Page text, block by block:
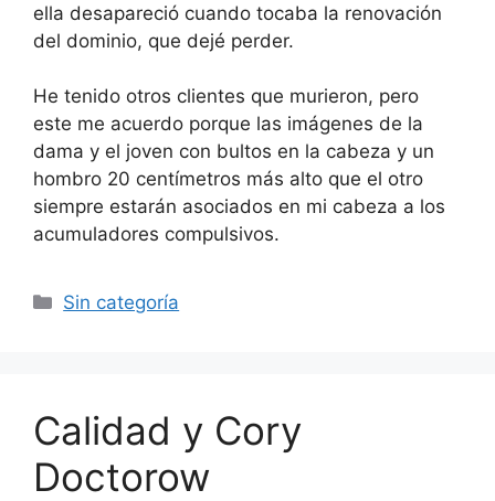
ella desapareció cuando tocaba la renovación
del dominio, que dejé perder.
He tenido otros clientes que murieron, pero
este me acuerdo porque las imágenes de la
dama y el joven con bultos en la cabeza y un
hombro 20 centímetros más alto que el otro
siempre estarán asociados en mi cabeza a los
acumuladores compulsivos.
Categorías
Sin categoría
Calidad y Cory
Doctorow